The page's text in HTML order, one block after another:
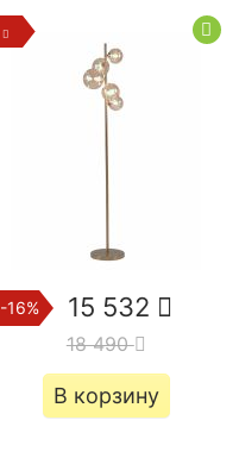
-16% 15 532
18 490
В корзину